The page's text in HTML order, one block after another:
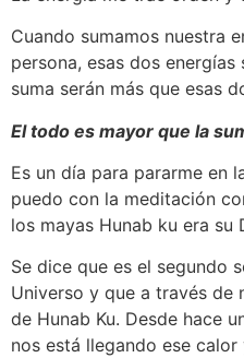
Cuando sumamos nuestra
persona, esas dos
suma serán más que esas
El todo es mayor que la
Es un día para pararme en
puedo con la meditación
los mayas Hunab ku era su
Se dice que es el segundo
Universo y que a través de
de Hunab Ku. Desde hace
nos está llegando ese